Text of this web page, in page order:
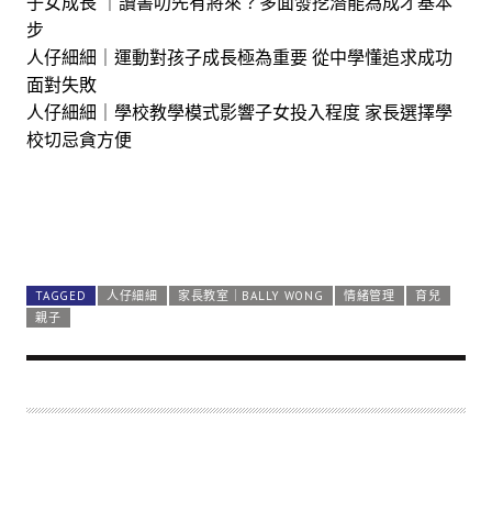
步
人仔細細｜運動對孩子成長極為重要 從中學懂追求成功
面對失敗
人仔細細｜學校教學模式影響子女投入程度 家長選擇學
校切忌貪方便
TAGGED 人仔細細 家長教室｜BALLY WONG 情緒管理
育兒
親子